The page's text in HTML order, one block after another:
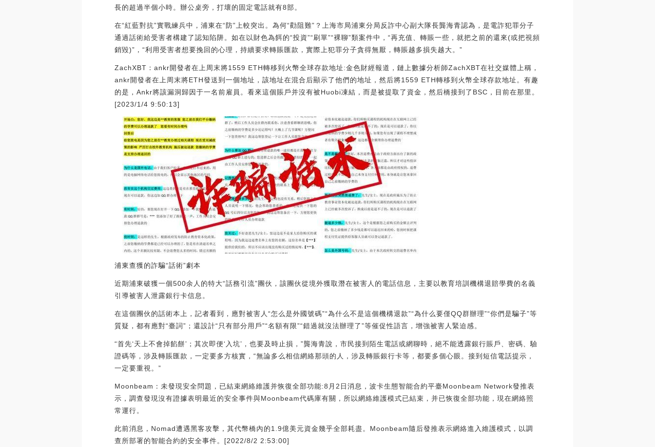
長的超過半個小時。辦公桌旁，打壞的固定電話就有8部。
在“紅藍對抗”實戰練兵中，浦東在“防”上較突出。為何“勸阻難”？上海市局浦東分局反詐中心副大隊長龔海青認為，是電詐犯罪分子
通過話術給受害者構建了認知陷阱。如在以財色為餌的“投資”“刷單”“裸聊”類案件中，“再充值、轉賬一些，就把之前的還來(或把視頻
銷毀)”，“利用受害者想要挽回的心理，持續要求轉賬匯款，實際上犯罪分子貪得無厭，轉賬越多損失越大。”
ZachXBT：ankr開發者在上周末將1559 ETH轉移到火幣全球存款地址:金色財經報道，鏈上數據分析師ZachXBT在社交媒體上稱，
ankr開發者在上周末將ETH發送到一個地址，該地址在混合后顯示了他們的地址，然后將1559 ETH轉移到火幣全球存款地址。有趣
的是，Ankr將該漏洞歸因于一名前雇員。看來這個賬戶并沒有被Huobi凍結，而是被提取了資金，然后橋接到了BSC，目前在那里。
[2023/1/4 9:50:13]
浦東查獲的詐騙“話術”劇本
近期浦東破獲一個500余人的特大“話務引流”團伙，該團伙從境外獲取潛在被害人的電話信息，主要以教育培訓機構退賠學費的名義
引導被害人泄露銀行卡信息。
在這個團伙的話術本上，記者看到，應對被害人“怎么是外國號碼”“為什么不是這個機構退款”“為什么要僅QQ群辦理”“你們是騙子”等
質疑，都有應對“臺詞”；還設計“只有部分用戶”“名額有限”“錯過就沒法辦理了”等催促性語言，增強被害人緊迫感。
“首先‘天上不會掉餡餅’；其次即便‘入坑’，也要及時止損，”龔海青說，市民接到陌生電話或網聊時，絕不能透露銀行賬戶、密碼、驗
證碼等，涉及轉賬匯款，一定要多方核實，“無論多么相信網絡那頭的人，涉及轉賬銀行卡等，都要多個心眼。接到短信電話提示，
一定要重視。”
Moonbeam：未發現安全問題，已結束網絡維護并恢復全部功能:8月2日消息，波卡生態智能合約平臺Moonbeam Network發推表
示，調查發現沒有證據表明最近的安全事件與Moonbeam代碼庫有關，所以網絡維護模式已結束，并已恢復全部功能，現在網絡照
常運行。
此前消息，Nomad遭遇黑客攻擊，其代幣橋內的1.9億美元資金幾乎全部耗盡。Moonbeam隨后發推表示網絡進入維護模式，以調
查所部署的智能合約的安全事件。[2022/8/2 2:53:00]